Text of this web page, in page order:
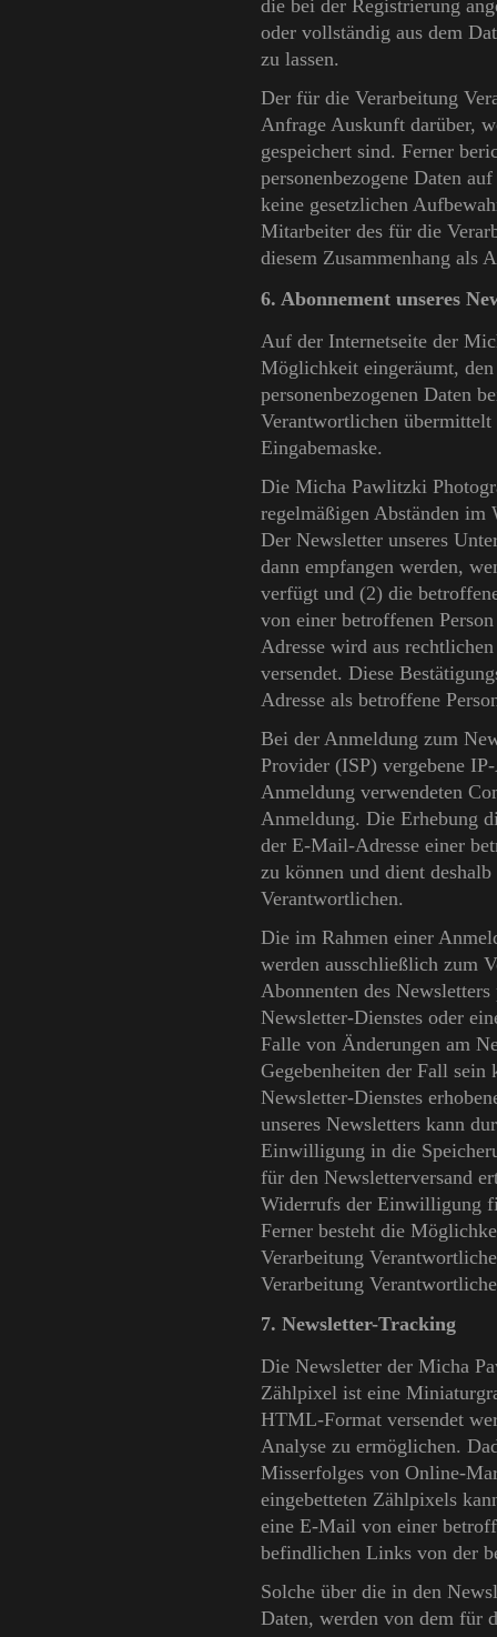
die bei der Registrierung
oder vollständig aus dem
zu lassen.
Der für die Verarbeitung
Anfrage Auskunft darüber,
gespeichert sind. Ferner
personenbezogene Daten
keine gesetzlichen
Mitarbeiter des für die
diesem Zusammenhang als
6. Abonnement unseres
Auf der Internetseite der
Möglichkeit eingeräumt, den
personenbezogenen Daten
Verantwortlichen übermittelt
Eingabemaske.
Die Micha Pawlitzki
regelmäßigen Abständen im
Der Newsletter unseres
dann empfangen werden,
verfügt und (2) die
von einer betroffenen
Adresse wird aus
versendet. Diese
Adresse als betroffene
Bei der Anmeldung zum
Provider (ISP) vergebene
Anmeldung verwendeten
Anmeldung. Die Erhebung
der E-Mail-Adresse einer
zu können und dient
Verantwortlichen.
Die im Rahmen einer
werden ausschließlich zum
Abonnenten des
Newsletter-Dienstes oder
Falle von Änderungen am
Gegebenheiten der Fall
Newsletter-Dienstes
unseres Newsletters kann
Einwilligung in die
für den Newsletterversand
Widerrufs der Einwilligung
Ferner besteht die
Verarbeitung
Verarbeitung
7. Newsletter-Tracking
Die Newsletter der Micha
Zählpixel ist eine
HTML-Format versendet
Analyse zu ermöglichen.
Misserfolges von Online-
eingebetteten Zählpixels
eine E-Mail von einer
befindlichen Links von der
Solche über die in den
Daten, werden von dem für